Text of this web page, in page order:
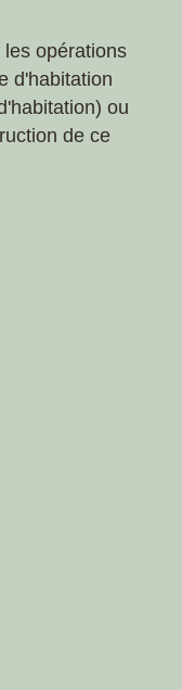
opérations
d'habitation
ou
de ce